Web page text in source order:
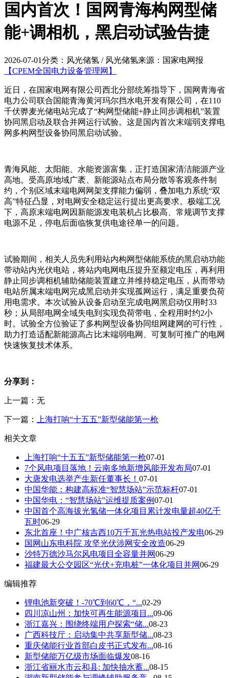
国内首次！国网青海构网型储
能+调相机，黑启动试验告捷
2026-07-01分类：风光储氢 / 风光储氢来源：国家电网报
【CPEM全国电力设备管理网】
近日，在国家电网有限公司西北分部统筹指导下，国网青海省
电力公司联合国能青海黄河玛尔挡水电开发有限公司，在110
千伏骅麦光储电站完成了“构网型储能+静止同步调相机”装置
协同黑启动及联合并网运行试验。这是国内首次末端弱支撑电
网多构网型设备协同黑启动试验。
青海风能、太阳能、水能资源富集，正打造国家清洁能源产业
高地。受高原地域广袤、新能源站点布局分散等客观条件制
约，个别区域末端电网网架支撑能力偏弱，叠加电力系统“双
高”特征凸显，对电网安全稳定运行提出更高要求。极端工况
下，高原末端电网因新能源发电装机占比极高、常规调节支撑
电源不足，停电后面临恢复供电途径单一的问题。
试验期间，相关人员先利用站内构网型储能系统的黑启动功能
带动站内光伏电站，将站内电网电压提升至额定电压，再利用
静止同步调相机辅助储能装置建立并维持稳定电压，从而带动
电站所属末端电网完成黑启动并实现孤网运行，满足重要负荷
用电需求。本次试验从设备启动至完成电网黑启动仅用时33
秒；从局部电网全域失电到实现负荷带电，全程用时约2小
时。试验全方位验证了多构网型设备协同组网建网的可行性，
助力打造适配新能源高占比末端弱电网、可复制可推广的电网
快速恢复技术体系。
分享到：
上一篇：无
下一篇： 上海打响“十五五”新型储能第一枪
相关文章
上海打响“十五五”新型储能第一枪07-01
7个风电项目落地！云南多地新增风能开发布局07-01
大唐发电选举产生新任董事长！ 07-01
中国华能：构建高标准“智慧场站”示范标杆07-01
中国华电：“智慧场站”运维提质案例07-01
中国首个高海拔光氢储一体化项目累计发电量超40亿千
瓦时06-29
东北首座！中广核吉西10万千瓦光热电站投产发电06-29
国网山东电科院 攻坚光伏涉网安全改造06-29
沙特万德沙马尔风电项目全容量并网06-29
福建最大公交园区“光伏+充电桩”一体化项目并网06-29
编辑推荐
锂电池新突破！-70℃到60℃，“...02-29
四川凉山州：加快可再生能源项目...09-06
浙江嘉兴：围绕终端用户探索“储...08-23
广西科技厅：启动集中共享新型储...08-23
重庆储能行业首部白皮书正式发布...08-16
新型储能万亿级市场面临爆发08-16
浙江省丽水市云和县: 加快抽水蓄...08-15